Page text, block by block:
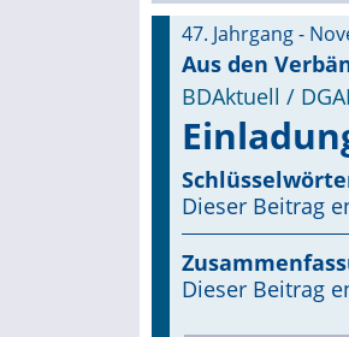
47. Jahrgang -
Aus den
BDAktuell /
Dieser Beitrag
Dieser Beitrag